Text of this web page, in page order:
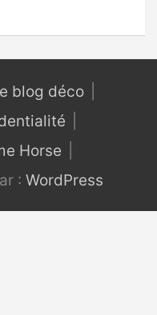
blog déco
Horse
: WordPress